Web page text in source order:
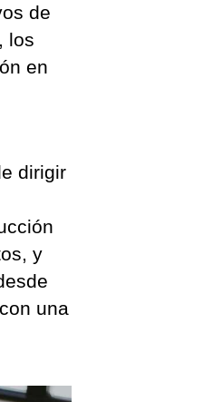
de
los
en
dirigir
y
una